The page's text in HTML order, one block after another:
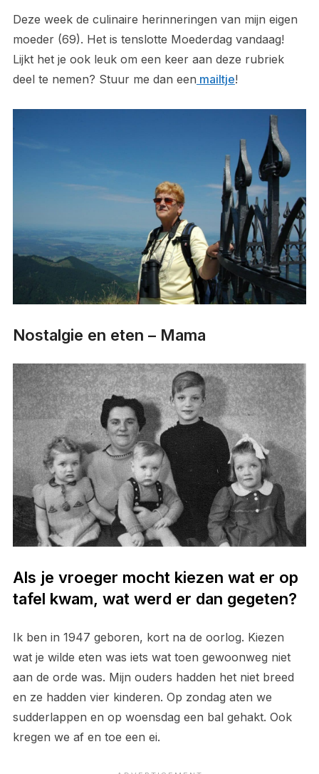
Deze week de culinaire herinneringen van mijn eigen
moeder (69). Het is tenslotte Moederdag vandaag!
Lijkt het je ook leuk om een keer aan deze rubriek
deel te nemen? Stuur me dan een mailtje!
Nostalgie en eten – Mama
Als je vroeger mocht kiezen wat er op
tafel kwam, wat werd er dan gegeten?
Ik ben in 1947 geboren, kort na de oorlog. Kiezen
wat je wilde eten was iets wat toen gewoonweg niet
aan de orde was. Mijn ouders hadden het niet breed
en ze hadden vier kinderen. Op zondag aten we
sudderlappen en op woensdag een bal gehakt. Ook
kregen we af en toe een ei.